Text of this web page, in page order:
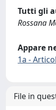
Tutti gli
Rossana
Appare
1a -
File in